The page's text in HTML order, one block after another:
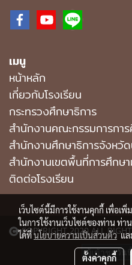
เมนู
หน้าหลัก
เกี่ยวกับโรงเรียน
กระทรวงศึกษาธิการ
สำนักงานคณะกรรมการกา
สำนักงานศึกษาธิการจังหวั
สํานักงานเขตพื้นที่การศึก
ติดต่อโรงเรียน
COPYRIGHT 2020 ALL
ผู้เข้าชมวัน
เว็บไซต์นี้มีการใช้งานคุกกี้ เพื่อ
ในการใช้งานเว็บไซต์ของท่าน ท่
ได้ที่นโยบายความเป็นส่วนตัวแล
ตั้งค่าคุกกี้